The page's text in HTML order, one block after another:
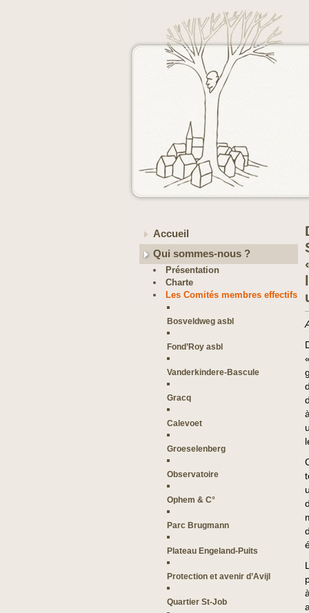
Accueil
Qui sommes-nous ?
Présentation
Charte
Les Comités membres effectifs
Bosveldweg asbl
Fond’Roy asbl
Vanderkindere-Bascule
Gracq
Calevoet
Groeselenberg
Observatoire
Ophem & C°
Parc Brugmann
Plateau Engeland-Puits
Protection et avenir d’Avijl
Quartier St-Job